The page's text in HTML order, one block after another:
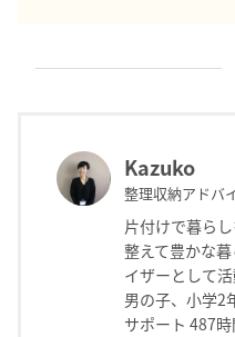
Kazuko
整理収納アドバ
片付けで暮ら
整えて豊かな
イザーとして
男の子、小学
サポート 487